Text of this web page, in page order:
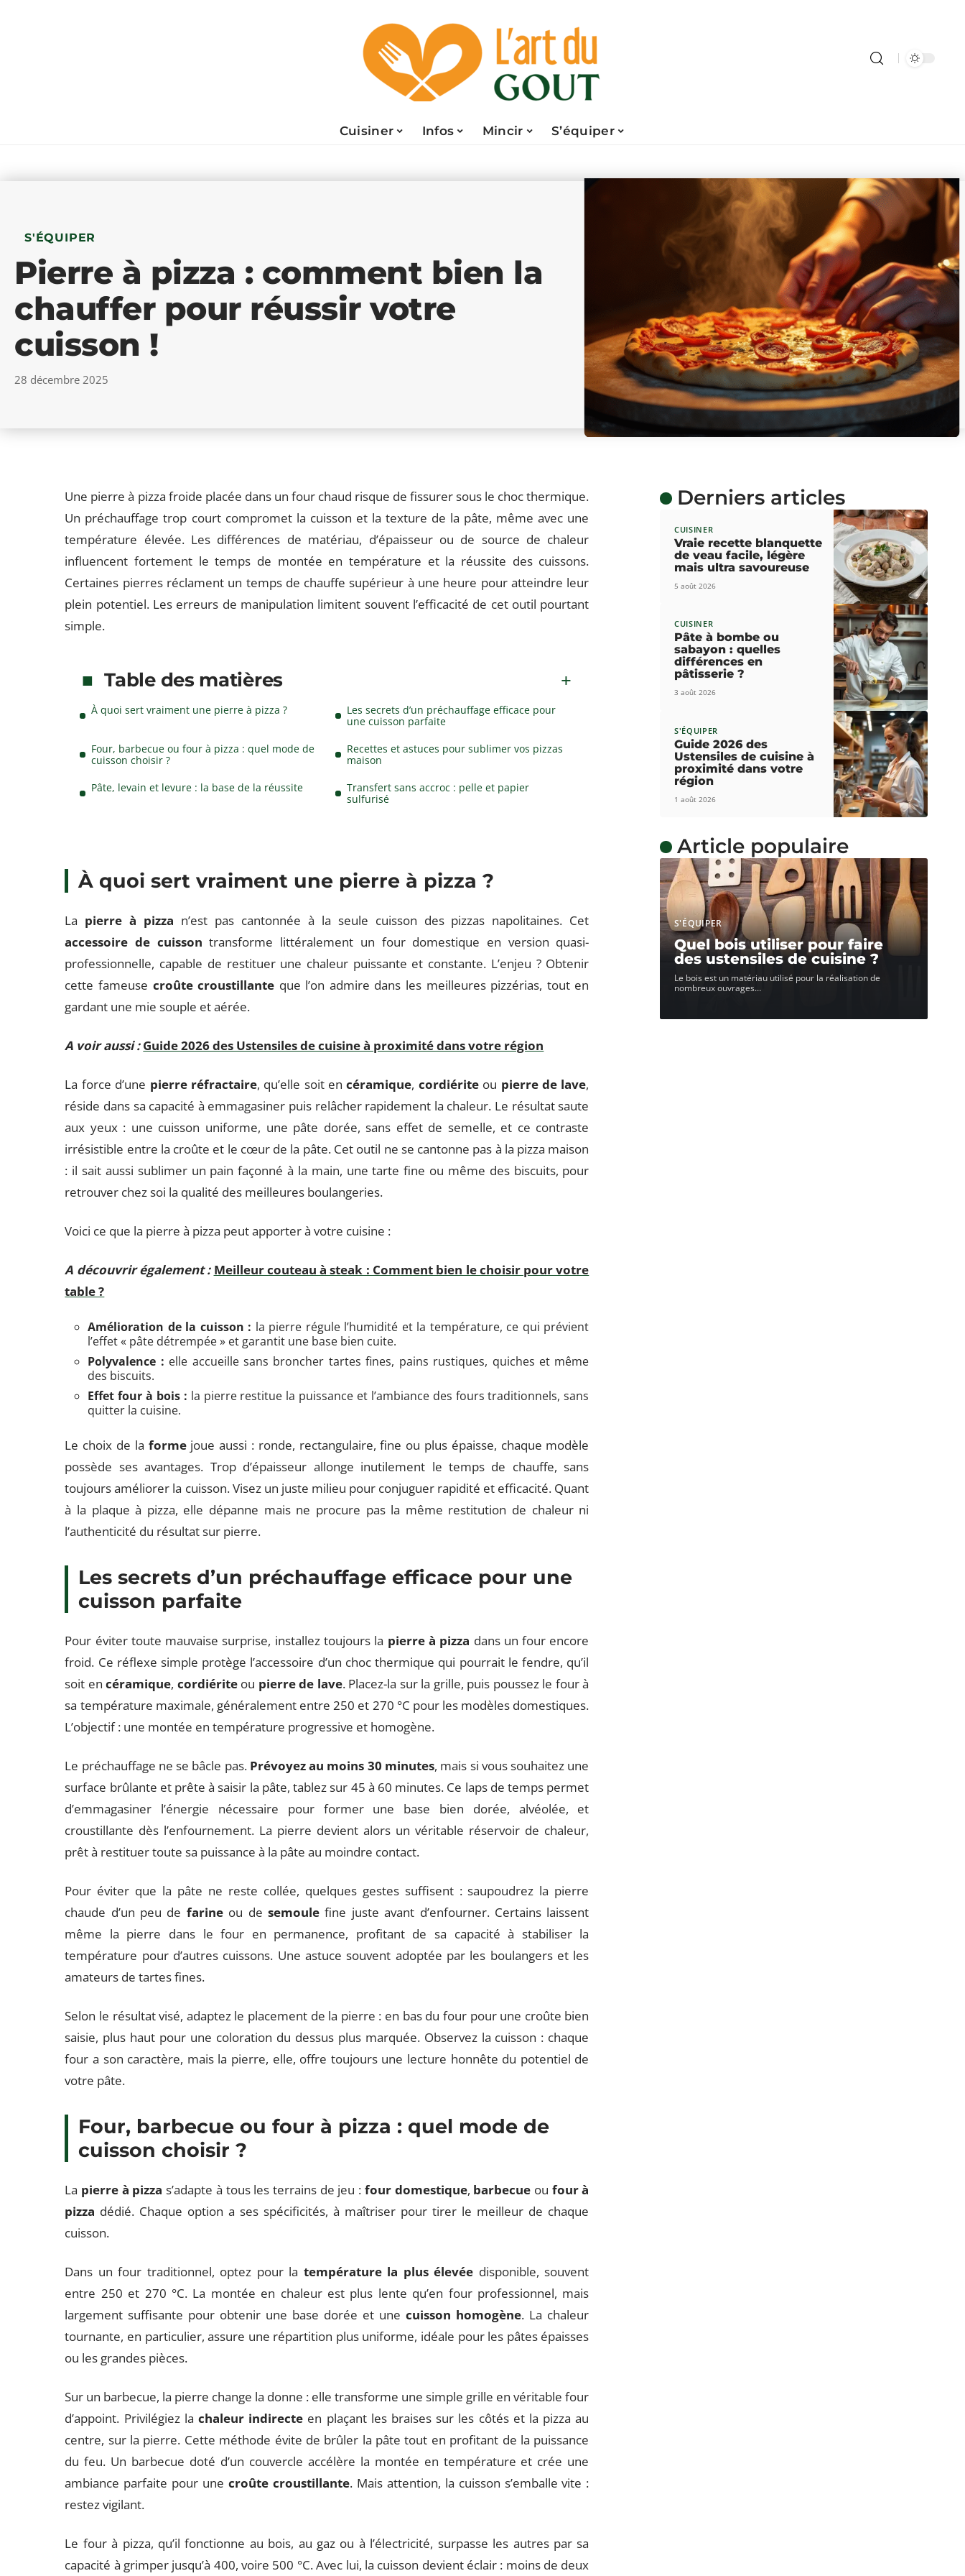
Cuisiner Infos Mincir S’équiper
S'ÉQUIPER
Pierre à pizza : comment bien la
chauffer pour réussir votre
cuisson !
28 décembre 2025
Une pierre à pizza froide placée dans un four chaud risque de fissurer sous le choc thermique.
Un préchauffage trop court compromet la cuisson et la texture de la pâte, même avec une
température élevée. Les différences de matériau, d’épaisseur ou de source de chaleur
influencent fortement le temps de montée en température et la réussite des cuissons.
Certaines pierres réclament un temps de chauffe supérieur à une heure pour atteindre leur
plein potentiel. Les erreurs de manipulation limitent souvent l’efficacité de cet outil pourtant
simple.
Table des matières
À quoi sert vraiment une pierre à pizza ?
Les secrets d’un préchauffage efficace pour
une cuisson parfaite
Four, barbecue ou four à pizza : quel mode de
cuisson choisir ?
Recettes et astuces pour sublimer vos pizzas
maison
Pâte, levain et levure : la base de la réussite
Transfert sans accroc : pelle et papier
sulfurisé
À quoi sert vraiment une pierre à pizza ?
La pierre à pizza n’est pas cantonnée à la seule cuisson des pizzas napolitaines. Cet
accessoire de cuisson transforme littéralement un four domestique en version quasi-
professionnelle, capable de restituer une chaleur puissante et constante. L’enjeu ? Obtenir
cette fameuse croûte croustillante que l’on admire dans les meilleures pizzérias, tout en
gardant une mie souple et aérée.
A voir aussi : Guide 2026 des Ustensiles de cuisine à proximité dans votre région
La force d’une pierre réfractaire, qu’elle soit encéramique, cordiériteou pierre de lave,
réside dans sa capacité à emmagasiner puis relâcher rapidement la chaleur. Le résultat saute
aux yeux : une cuisson uniforme, une pâte dorée, sans effet de semelle, et ce contraste
irrésistible entre la croûte et le cœur de la pâte. Cet outil ne se cantonne pas à la pizza maison
: il sait aussi sublimer un pain façonné à la main, une tarte fine ou même des biscuits, pour
retrouver chez soi la qualité des meilleures boulangeries.
Voici ce que la pierre à pizza peut apporter à votre cuisine :
A découvrir également : Meilleur couteau à steak : Comment bien le choisir pour votre
table ?
Amélioration de la cuisson : la pierre régule l’humidité et la température, ce qui prévient
l’effet « pâte détrempée » et garantit une base bien cuite.
Polyvalence : elle accueille sans broncher tartes fines, pains rustiques, quiches et même
des biscuits.
Effet four à bois : la pierre restitue la puissance et l’ambiance des fours traditionnels, sans
quitter la cuisine.
Le choix de la formejoue aussi : ronde, rectangulaire, fine ou plus épaisse, chaque modèle
possède ses avantages. Trop d’épaisseur allonge inutilement le temps de chauffe, sans
toujours améliorer la cuisson. Visez un juste milieu pour conjuguer rapidité et efficacité. Quant
à la plaque à pizza, elle dépanne mais ne procure pas la même restitution de chaleur ni
l’authenticité du résultat sur pierre.
Les secrets d’un préchauffage efficace pour une
cuisson parfaite
Pour éviter toute mauvaise surprise, installez toujours la pierre à pizza dans un four encore
froid. Ce réflexe simple protège l’accessoire d’un choc thermique qui pourrait le fendre, qu’il
soit encéramique, cordiériteou pierre de lave. Placez-la sur la grille, puis poussez le four à
sa température maximale, généralement entre 250 et 270 °C pour les modèles domestiques.
L’objectif : une montée en température progressive et homogène.
Le préchauffage ne se bâcle pas. Prévoyez au moins 30 minutes, mais si vous souhaitez une
surface brûlante et prête à saisir la pâte, tablez sur 45 à 60 minutes. Ce laps de temps permet
d’emmagasiner l’énergie nécessaire pour former une base bien dorée, alvéolée, et
croustillante dès l’enfournement. La pierre devient alors un véritable réservoir de chaleur,
prêt à restituer toute sa puissance à la pâte au moindre contact.
Pour éviter que la pâte ne reste collée, quelques gestes suffisent : saupoudrez la pierre
chaude d’un peu de farineou desemoule fine juste avant d’enfourner. Certains laissent
même la pierre dans le four en permanence, profitant de sa capacité à stabiliser la
température pour d’autres cuissons. Une astuce souvent adoptée par les boulangers et les
amateurs de tartes fines.
Selon le résultat visé, adaptez le placement de la pierre : en bas du four pour une croûte bien
saisie, plus haut pour une coloration du dessus plus marquée. Observez la cuisson : chaque
four a son caractère, mais la pierre, elle, offre toujours une lecture honnête du potentiel de
votre pâte.
Four, barbecue ou four à pizza : quel mode de
cuisson choisir ?
La pierre à pizza s’adapte à tous les terrains de jeu : four domestique, barbecue ou four à
pizza dédié. Chaque option a ses spécificités, à maîtriser pour tirer le meilleur de chaque
cuisson.
Dans un four traditionnel, optez pour la température la plus élevée disponible, souvent
entre 250 et 270 °C. La montée en chaleur est plus lente qu’en four professionnel, mais
largement suffisante pour obtenir une base dorée et unecuisson homogène. La chaleur
tournante, en particulier, assure une répartition plus uniforme, idéale pour les pâtes épaisses
ou les grandes pièces.
Sur un barbecue, la pierre change la donne : elle transforme une simple grille en véritable four
d’appoint. Privilégiez la chaleur indirecte en plaçant les braises sur les côtés et la pizza au
centre, sur la pierre. Cette méthode évite de brûler la pâte tout en profitant de la puissance
du feu. Un barbecue doté d’un couvercle accélère la montée en température et crée une
ambiance parfaite pour unecroûte croustillante. Mais attention, la cuisson s’emballe vite :
restez vigilant.
Le four à pizza, qu’il fonctionne au bois, au gaz ou à l’électricité, surpasse les autres par sa
capacité à grimper jusqu’à 400, voire 500 °C. Avec lui, la cuisson devient éclair : moins de deux
Derniers articles
CUISINER
Vraie recette blanquette
de veau facile, légère
mais ultra savoureuse
5 août 2026
CUISINER
Pâte à bombe ou
sabayon : quelles
différences en
pâtisserie ?
3 août 2026
S'ÉQUIPER
Guide 2026 des
Ustensiles de cuisine à
proximité dans votre
région
1 août 2026
Article populaire
S'ÉQUIPER
Quel bois utiliser pour faire
des ustensiles de cuisine ?
Le bois est un matériau utilisé pour la réalisation de
nombreux ouvrages…